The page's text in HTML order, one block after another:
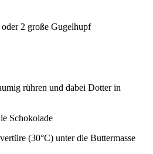
2 große Gugelhupf
rühren und dabei Dotter in
Schokolade
(30°C) unter die Buttermasse